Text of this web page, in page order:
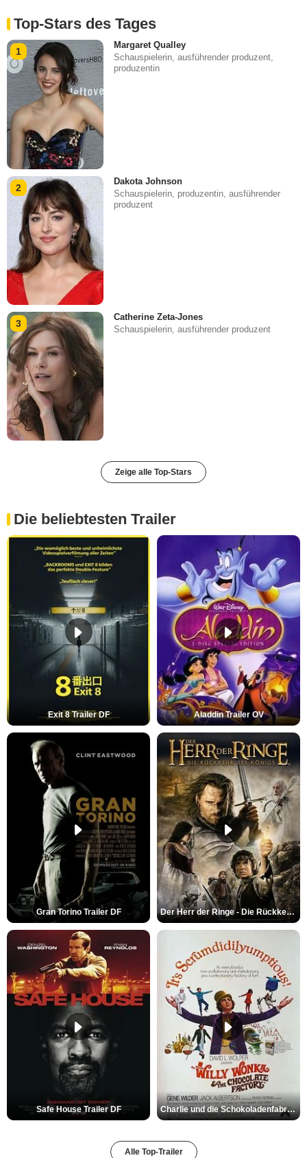
Top-Stars des Tages
1
Margaret Qualley
Schauspielerin, ausführender produzent,
produzentin
2
Dakota Johnson
Schauspielerin, produzentin, ausführender
produzent
3
Catherine Zeta-Jones
Schauspielerin, ausführender produzent
Zeige alle Top-Stars
Die beliebtesten Trailer
Exit 8 Trailer DF Aladdin Trailer OV
Gran Torino Trailer DF Der Herr der Ringe - Die Rückkehr des Königs Trailer OV
Safe House Trailer DF Charlie und die Schokoladenfabrik Trailer OV
Alle Top-Trailer